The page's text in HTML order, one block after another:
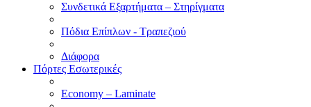
Συνδετικά Εξαρτήματα – Στηρίγματα
Πόδια Επίπλων - Τραπεζιού
Διάφορα
Πόρτες Εσωτερικές
Economy – Laminate